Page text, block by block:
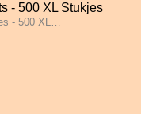
- 500 XL Stukjes
- 500 XL…